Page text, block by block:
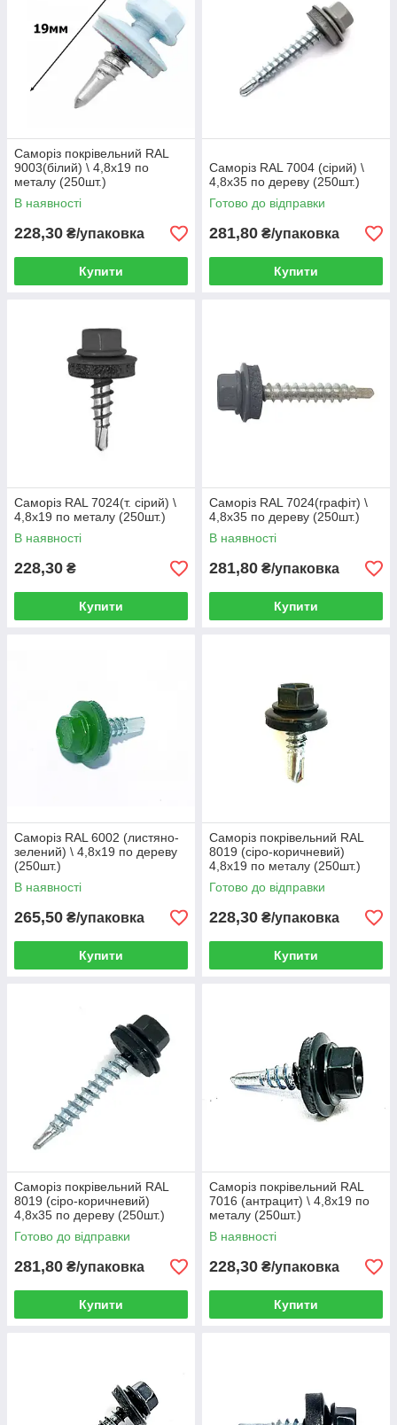
Саморіз покрівельний RAL
9003(білий) \ 4,8х19 по
металу (250шт.)
В наявності
228,30 ₴/упаковка
Купити
Саморіз RAL 7004 (сірий) \
4,8х35 по дереву (250шт.)
Готово до відправки
281,80 ₴/упаковка
Купити
Саморіз RAL 7024(т. сірий) \
4,8х19 по металу (250шт.)
В наявності
228,30 ₴
Купити
Саморіз RAL 7024(графіт) \
4,8х35 по дереву (250шт.)
В наявності
281,80 ₴/упаковка
Купити
Саморіз RAL 6002 (листяно-
зелений) \ 4,8х19 по дереву
(250шт.)
В наявності
265,50 ₴/упаковка
Купити
Саморіз покрівельний RAL
8019 (сіро-коричневий)
4,8х19 по металу (250шт.)
Готово до відправки
228,30 ₴/упаковка
Купити
Саморіз покрівельний RAL
8019 (сіро-коричневий)
4,8х35 по дереву (250шт.)
Готово до відправки
281,80 ₴/упаковка
Купити
Саморіз покрівельний RAL
7016 (антрацит) \ 4,8х19 по
металу (250шт.)
В наявності
228,30 ₴/упаковка
Купити